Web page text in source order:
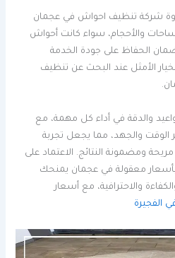
شركة تنظيف احواش في عجمان
والأحجام، سواء كانت أحواش
الحفاظ على جودة الخدمة
الأمثل عند البحث عن تنظيف
والدقة في أداء كل مهمة، مع
الوقت والجهد، مما يجعل تجربة
ومضمونة النتائج. الاعتماد على
معقولة في عجمان يمنحك
والاحترافية، مع أسعار
الفجيرة